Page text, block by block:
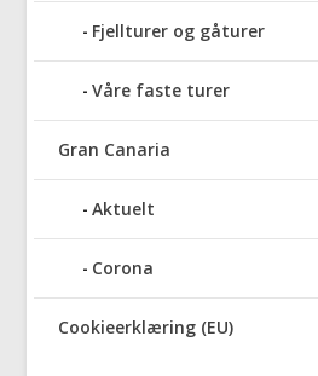
Fjellturer og gåturer
Våre faste turer
Gran Canaria
Aktuelt
Corona
Cookieerklæring (EU)